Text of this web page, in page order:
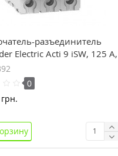
разъединитель
Electric Acti 9 iSW, 125 А,
415В пер.тока
0